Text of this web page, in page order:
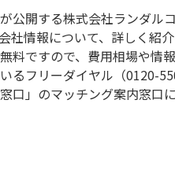
行政書士事務所
送り出し機関
公開する株式会社ランダル
情報について、詳しく紹介
料ですので、費用相場や情
るフリーダイヤル（0120-
口」のマッチング案内窓口